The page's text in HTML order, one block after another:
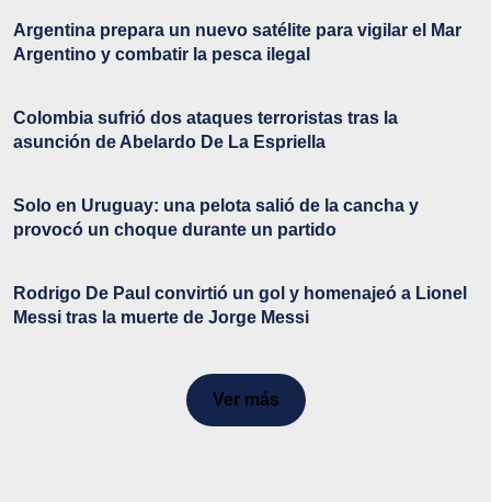
Argentina prepara un nuevo satélite para vigilar el Mar
Argentino y combatir la pesca ilegal
Colombia sufrió dos ataques terroristas tras la
asunción de Abelardo De La Espriella
Solo en Uruguay: una pelota salió de la cancha y
provocó un choque durante un partido
Rodrigo De Paul convirtió un gol y homenajeó a Lionel
Messi tras la muerte de Jorge Messi
Ver más